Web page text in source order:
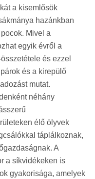
a kisemlősök
hazánkban
Mivel a
egyik évről a
és ezzel
és a kirepülő
mutat.
néhány
élő ölyvek
táplálkoznak,
A
a síkvidékeken is
gyakorisága, amelyek